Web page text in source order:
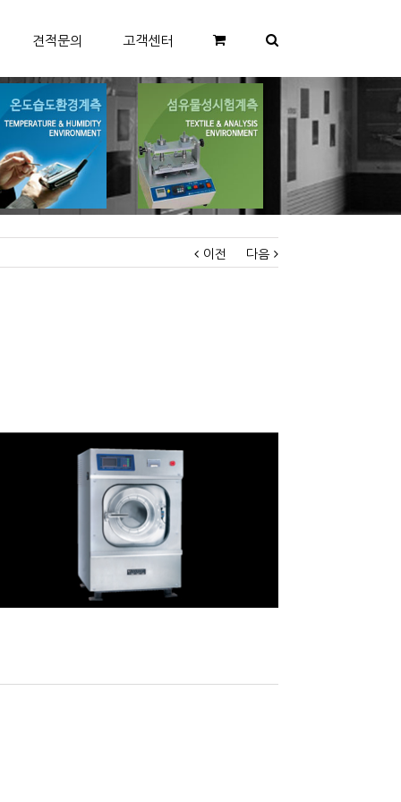
견적문의 고객센터
이전 다음